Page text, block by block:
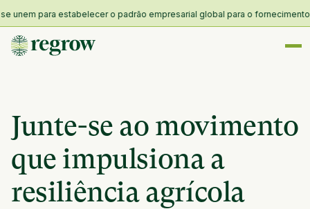
para estabelecer o padrão empresarial global para o fornecimento e
Junte-se ao movimento
que impulsiona a
resiliência agrícola